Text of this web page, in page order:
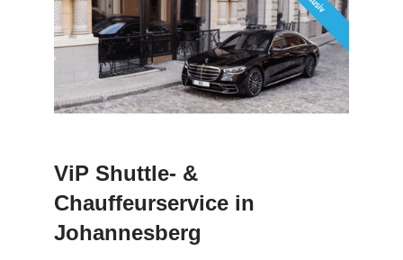
ViP Shuttle- &
Chauffeurservice in
Johannesberg